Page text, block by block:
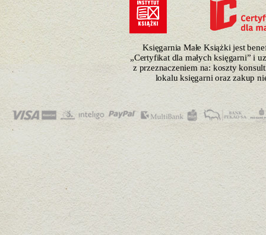
Księgarnia Małe Książki jest
„Certyfikat dla małych księgarni” i
z przeznaczeniem na: koszty
lokalu księgarni oraz zakup